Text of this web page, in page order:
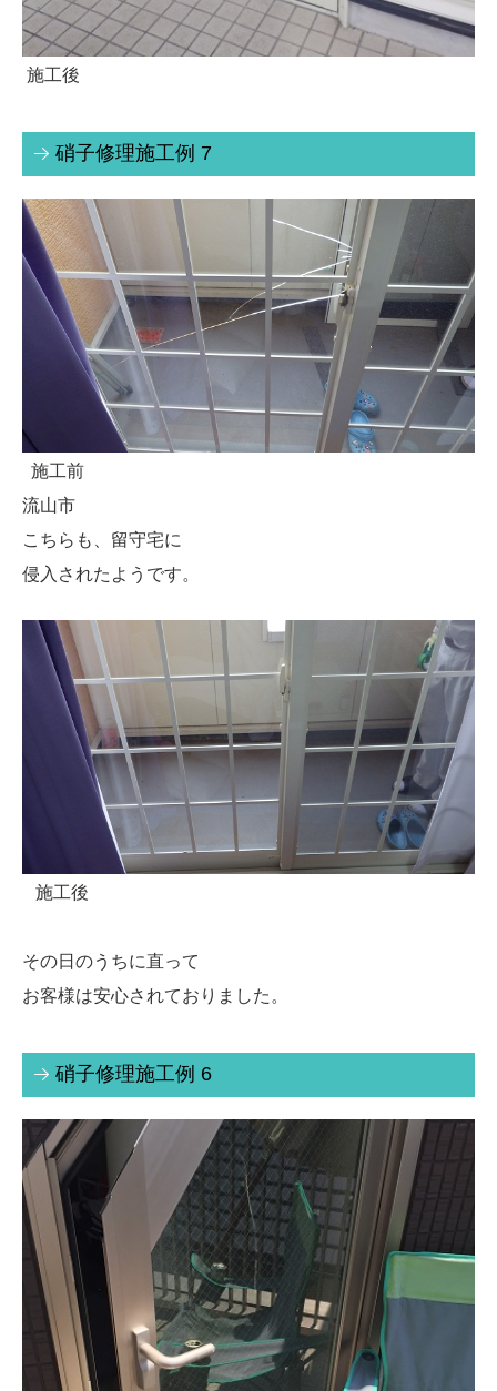
施工後
硝子修理施工例 7
施工前
流山市
こちらも、留守宅に
侵入されたようです。
施工後
その日のうちに直って
お客様は安心されておりました。
硝子修理施工例 6